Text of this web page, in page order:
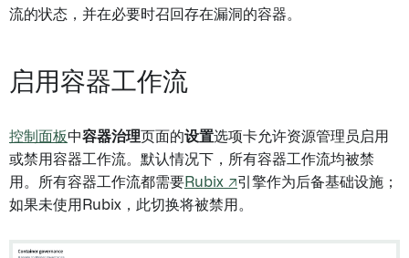
流的状态，并在必要时召回存在漏洞的容器。
启用容器工作流
控制面板中容器治理 页面的设置选项卡允许资源管理员启用
或禁用容器工作流。默认情况下，所有容器工作流均被禁
用。所有容器工作流都需要Rubix ↗引擎作为后备基础设施；
如果未使用Rubix，此切换将被禁用。